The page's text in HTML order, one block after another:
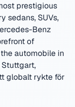
prestigious
sedans, SUVs,
Benz
of
automobile in
Stuttgart,
globalt rykte för